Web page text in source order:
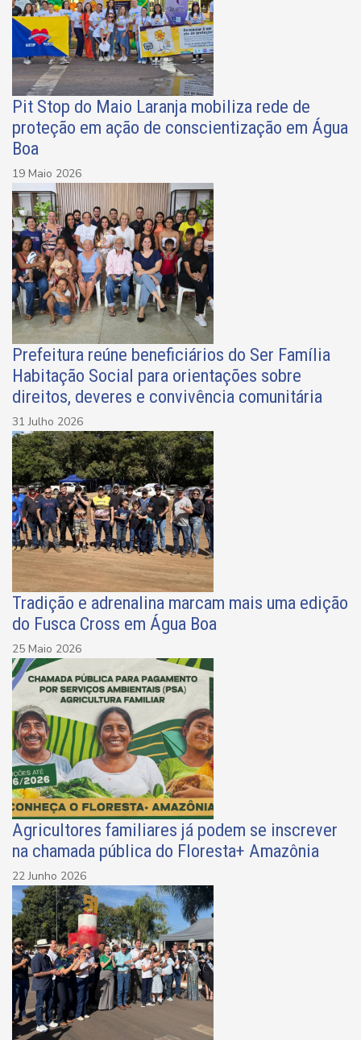
Pit Stop do Maio Laranja mobiliza rede de
proteção em ação de conscientização em Água
Boa
19 Maio 2026
Prefeitura reúne beneficiários do Ser Família
Habitação Social para orientações sobre
direitos, deveres e convivência comunitária
31 Julho 2026
Tradição e adrenalina marcam mais uma edição
do Fusca Cross em Água Boa
25 Maio 2026
Agricultores familiares já podem se inscrever
na chamada pública do Floresta+ Amazônia
22 Junho 2026